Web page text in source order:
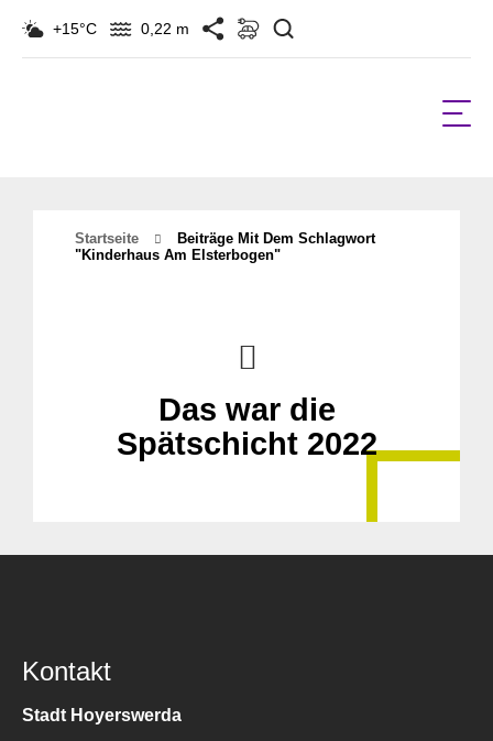
+15°C 0,22 m
Startseite
Beiträge Mit Dem Schlagwort
"kinderhaus Am Elsterbogen"
Das war die
Spätschicht 2022
Kontakt
Stadt Hoyerswerda